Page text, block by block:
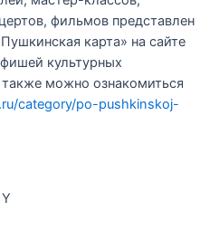
фильмов представлен
карта» на сайте
культурных
можно ознакомиться
category/po-pushkinskoj-